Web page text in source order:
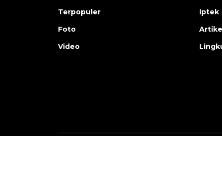
Terpopuler
Foto
Video
Iptek